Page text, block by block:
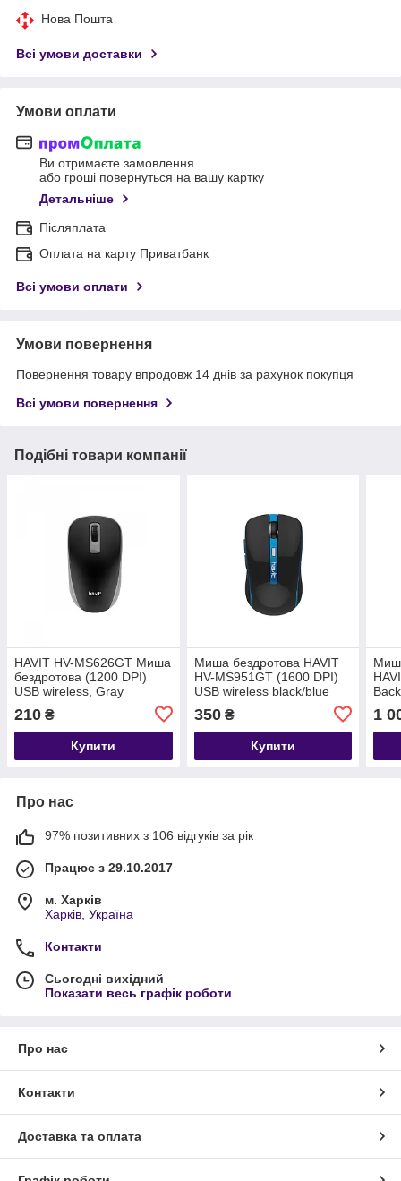
Нова Пошта
Всі умови доставки
Умови оплати
Ви отримаєте замовлення
або гроші повернуться на вашу картку
Детальніше
Післяплата
Оплата на карту Приватбанк
Всі умови оплати
Умови повернення
Повернення товару впродовж 14 днів за рахунок покупця
Всі умови повернення
Подібні товари компанії
HAVIT HV-MS626GT Миша
бездротова (1200 DPI)
USB wireless, Gray
210 ₴
Купити
Миша бездротова HAVIT
HV-MS951GT (1600 DPI)
USB wireless black/blue
350₴
Купити
1
Про нас
97% позитивних з 106 відгуків за рік
Працює з 29.10.2017
м. Харків
Харків, Україна
Контакти
Сьогодні вихідний
Показати весь графік роботи
Про нас
Контакти
Доставка та оплата